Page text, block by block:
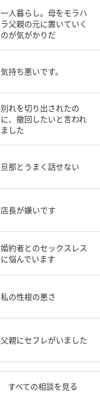
一人暮らし。母をモラハ
ラ父親の元に置いていく
のが気がかりだ
気持ち悪いです。
別れを切り出されたの
に、撤回したいと言われ
ました
旦那とうまく話せない
店長が嫌いです
婚約者とのセックスレス
に悩んでいます
私の性根の悪さ
父親にセフレがいました
すべての相談を見る